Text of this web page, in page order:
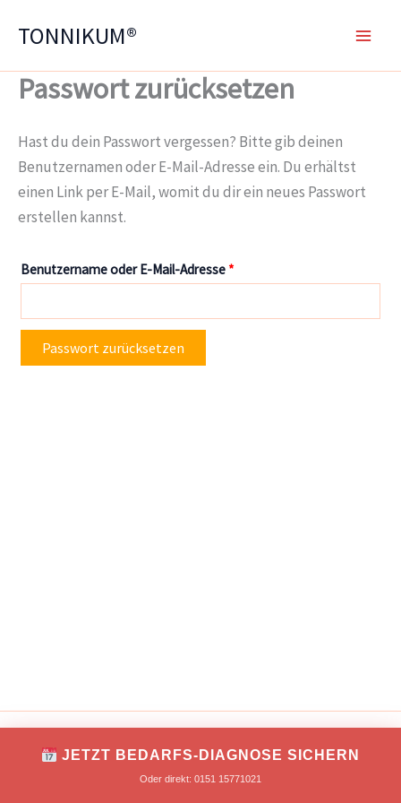
JETZT BEDARFS-DIAGNOSE SICHERN
Oder direkt: 0151 15771021
InhaltTONNIKUM®
Passwort zurücksetzen
Hast du dein Passwort vergessen? Bitte gib deinen
Benutzernamen oder E-Mail-Adresse ein. Du erhältst
einen Link per E-Mail, womit du dir ein neues Passwort
erstellen kannst.
Benutzername oder E-Mail-Adresse *Erforderlich
Passwort zurücksetzen
Copyright © 2026 TONNIKUM® macht Unternehmer!